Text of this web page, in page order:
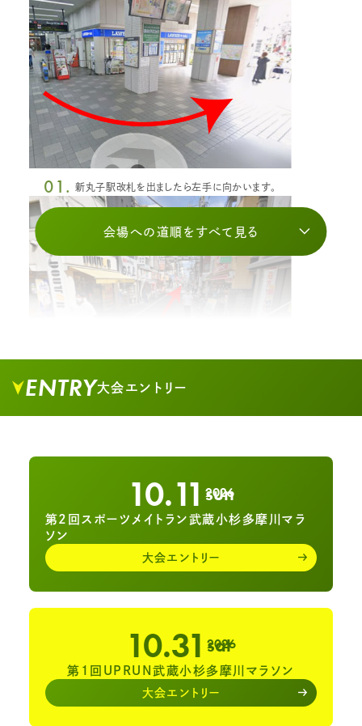
01. 新丸子駅改札を出ましたら左手に向かいます。
02. 大通りへ向かって商店街をまっすぐ進みます。
03. 大通りに出ましたら左折して歩道をまっすぐ進み
会場への道順をすべて見る
ENTRY大会エントリー
10.11 2026
sun
第2回スポーツメイトラン武蔵小杉多摩川マラ
ソン
大会エントリー
10.31 2026
sat
第1回UPRUN武蔵小杉多摩川マラソン
大会エントリー